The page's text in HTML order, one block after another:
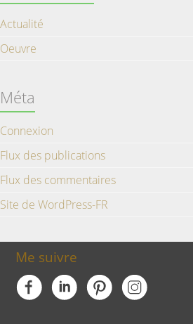
Actualité
Oeuvre
Méta
Connexion
Flux des publications
Flux des commentaires
Site de WordPress-FR
Me suivre